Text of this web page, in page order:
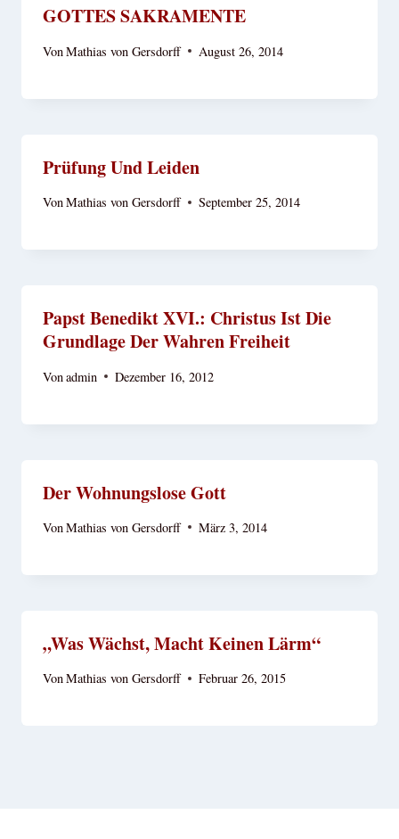
GOTTES SAKRAMENTE
VonMathias von Gersdorff August 26, 2014
Prüfung Und Leiden
VonMathias von Gersdorff September 25, 2014
Papst Benedikt XVI.: Christus Ist Die
Grundlage Der Wahren Freiheit
Vonadmin Dezember 16, 2012
Der Wohnungslose Gott
VonMathias von Gersdorff März 3, 2014
„Was Wächst, Macht Keinen Lärm“
VonMathias von Gersdorff Februar 26, 2015